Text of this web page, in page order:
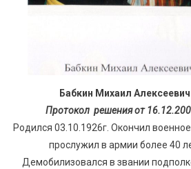
Бабкин Михаил Алексеевич
Протокол решения от
Родился 03.10.1926г. Окончил
прослужил в армии более 40
Демобилизовался в звании